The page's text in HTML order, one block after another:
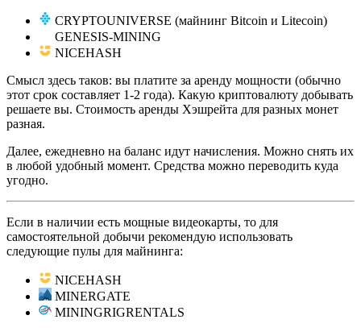
CRYPTOUNIVERSE (майнинг Bitcoin и Litecoin)
GENESIS-MINING
NICEHASH
Смысл здесь таков: вы платите за аренду мощности (обычно
этот срок составляет 1-2 года). Какую криптовалюту добывать
решаете вы. Стоимость аренды Хэшрейта для разных монет
разная.
Далее, ежедневно на баланс идут начисления. Можно снять их
в любой удобный момент. Средства можно переводить куда
угодно.
Если в наличии есть мощные видеокарты, то для
самостоятельной добычи рекомендую использовать
следующие пулы для майнинга:
NICEHASH
MINERGATE
MININGRIGRENTALS